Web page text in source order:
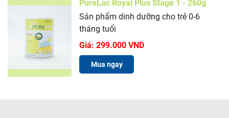
PureLac Royal Plus Stage 1 - 260g
Sản phẩm dinh dưỡng cho trẻ 0-6
tháng tuổi
Giá: 299.000 VND
Mua ngay